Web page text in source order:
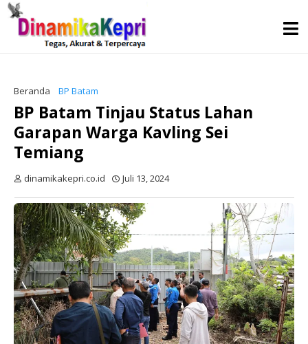
Beranda BP Batam
BP Batam Tinjau Status Lahan
Garapan Warga Kavling Sei
Temiang
dinamikakepri.co.id Juli 13, 2024